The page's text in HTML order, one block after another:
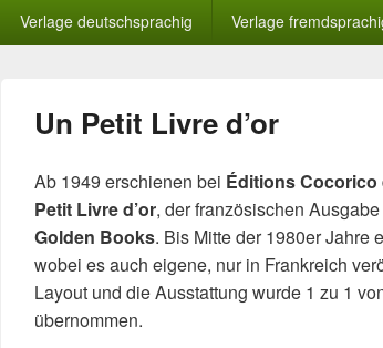
Verlage deutschsprachig Verlage
Un Petit Livre d’or
Ab 1949 erschienen bei Éditions Cocorico
Petit Livre d’or, der französischen
Golden Books. Bis Mitte der 1980er Jahre
wobei es auch eigene, nur in Frankreich
Layout und die Ausstattung wurde 1 zu 1
übernommen.